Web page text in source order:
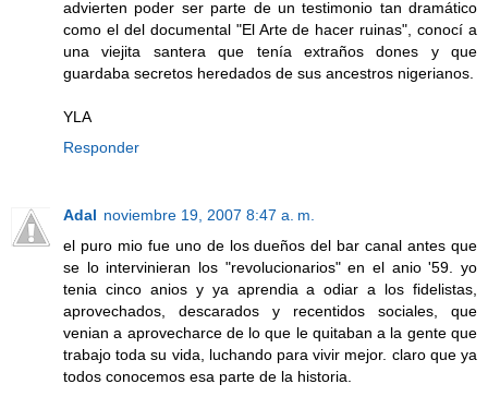
advierten poder ser parte de un testimonio tan dramático
como el del documental "El Arte de hacer ruinas", conocí a
una viejita santera que tenía extraños dones y que
guardaba secretos heredados de sus ancestros nigerianos.
YLA
Responder
Adal noviembre 19, 2007 8:47 a. m.
el puro mio fue uno de los dueños del bar canal antes que
se lo intervinieran los "revolucionarios" en el anio '59. yo
tenia cinco anios y ya aprendia a odiar a los fidelistas,
aprovechados, descarados y recentidos sociales, que
venian a aprovecharce de lo que le quitaban a la gente que
trabajo toda su vida, luchando para vivir mejor. claro que ya
todos conocemos esa parte de la historia.